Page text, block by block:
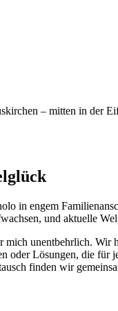
– mitten in der
in engem
und aktuelle
mich unentbehrlich. Wir
oder Lösungen, die für
finden wir